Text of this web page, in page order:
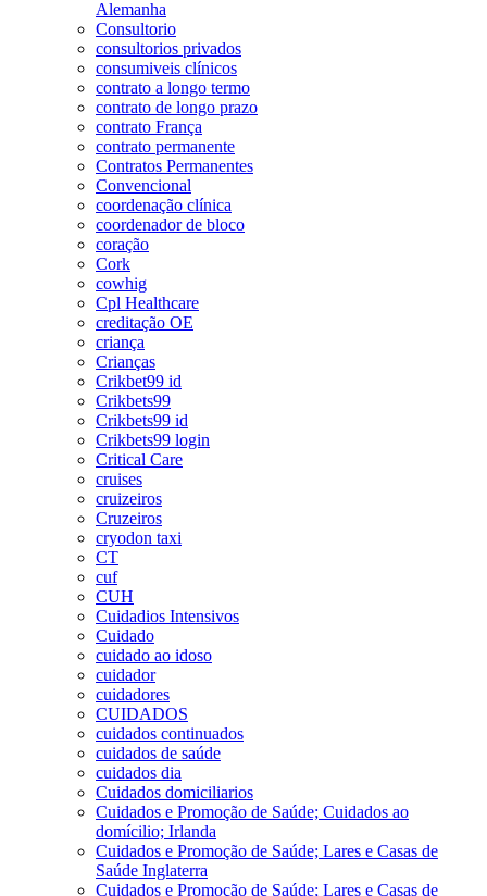
Alemanha
Consultorio
consultorios privados
consumiveis clínicos
contrato a longo termo
contrato de longo prazo
contrato França
contrato permanente
Contratos Permanentes
Convencional
coordenação clínica
coordenador de bloco
coração
Cork
cowhig
Cpl Healthcare
creditação OE
criança
Crianças
Crikbet99 id
Crikbets99
Crikbets99 id
Crikbets99 login
Critical Care
cruises
cruizeiros
Cruzeiros
cryodon taxi
CT
cuf
CUH
Cuidadios Intensivos
Cuidado
cuidado ao idoso
cuidador
cuidadores
CUIDADOS
cuidados continuados
cuidados de saúde
cuidados dia
Cuidados domiciliarios
Cuidados e Promoção de Saúde; Cuidados ao
domícilio; Irlanda
Cuidados e Promoção de Saúde; Lares e Casas de
Saúde Inglaterra
Cuidados e Promoção de Saúde; Lares e Casas de